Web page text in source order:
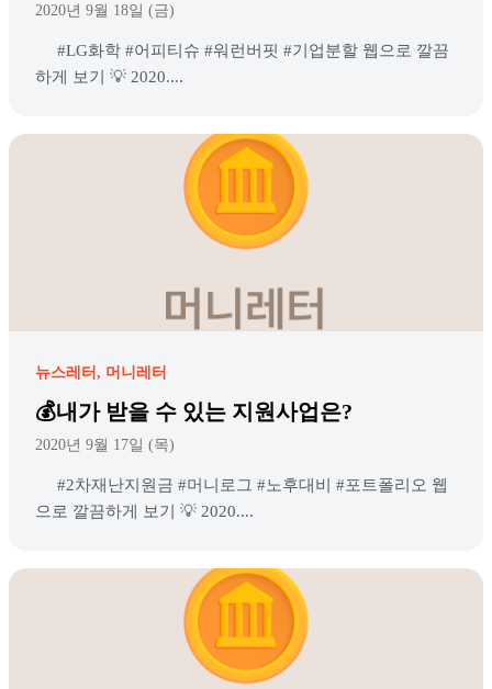
2020년 9월 18일 (금)
#LG화학 #어피티슈 #워런버핏 #기업분할 웹으로 깔끔
하게 보기 💡 2020....
뉴스레터 머니레터
💰내가 받을 수 있는 지원사업은?
2020년 9월 17일 (목)
#2차재난지원금 #머니로그 #노후대비 #포트폴리오 웹
으로 깔끔하게 보기 💡 2020....